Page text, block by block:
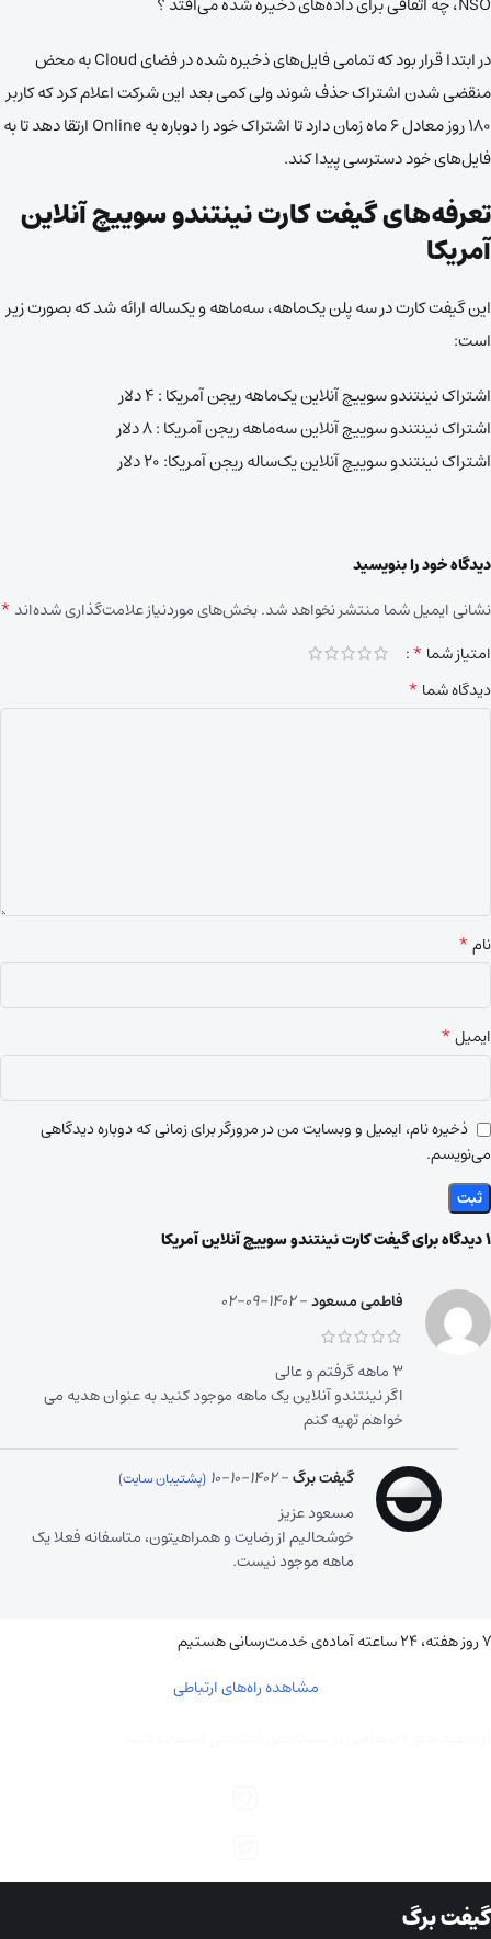
در ابتدا قرار بود که تمامی فایل‌های ذخیره شده در فضای Cloud به محض
منقضی شدن اشتراک حذف شوند ولی کمی بعد این شرکت اعلام کرد که کاربر
۱۸۰ روز معادل ۶ ماه زمان دارد تا اشتراک خود را دوباره به Online ارتقا دهد تا به
فایل‌های خود دسترسی پیدا کند.
تعرفه‌های گیفت کارت نینتندو سوییچ آنلاین
آمریکا
این گیفت کارت در سه پلن یک‌ماهه، سه‌ماهه و یکساله ارائه شد که بصورت زیر
است:
اشتراک نینتندو سوییچ آنلاین یک‌ماهه ریجن آمریکا : ۴ دلار
اشتراک نینتندو سوییچ آنلاین سه‌ماهه ریجن آمریکا : ۸ دلار
اشتراک نینتندو سوییچ آنلاین یک‌ساله ریجن آمریکا: ۲۰ دلار
1 دیدگاه برای گیفت کارت نینتندو سوییچ آنلاین آمریکا
فاطمی مسعود–
1402-09-02
۳ ماهه گرفتم و عالی
اگر نینتندو آنلاین یک ماهه موجود کنید به عنوان هدیه می
خواهم تهیه کنم
گیفت برگ–
1402-10-10
مسعود عزیز
خوشحالیم از رضایت و همراهیتون، متاسفانه فعلا یک
ماهه موجود نیست.
دیدگاه خود را بنویسید
نشانی ایمیل شما منتشر نخواهد شد.بخش‌های موردنیاز علامت‌گذاری شده‌اند *
امتیاز شما *
دیدگاه شما *
نام*
ایمیل*
ذخیره نام، ایمیل و وبسایت من در مرورگر برای زمانی که دوباره دیدگاهی
می‌نویسم.
۷ روز هفته، ۲۴ ساعته آماده‌ی خدمت‌رسانی هستیم
مشاهده راه‌های ارتباطی
گیفت برگ